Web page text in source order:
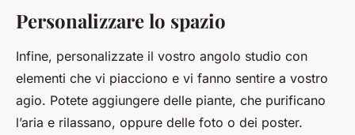
Personalizzare lo spazio
Infine, personalizzate il vostro angolo studio con
elementi che vi piacciono e vi fanno sentire a vostro
agio. Potete aggiungere delle piante, che purificano
l’aria e rilassano, oppure delle foto o dei poster.